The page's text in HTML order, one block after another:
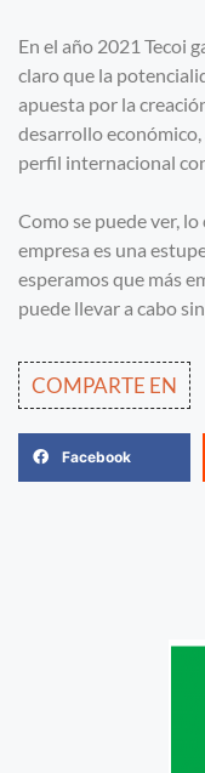
En el año 2021 Tecoi
claro que la
apuesta por la
desarrollo económico,
perfil internacional
Como se puede ver,
empresa es una
esperamos que más
puede llevar a cabo
COMPARTE EN
Facebook